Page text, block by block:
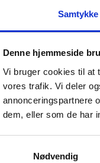
Samtykke
Denne hjemmeside
Vi bruger cookies til at
vores trafik. Vi deler
annonceringspartnere
dem, eller som de har
Nødvendig
VARER